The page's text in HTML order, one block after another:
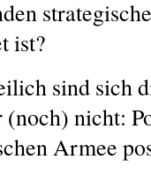
ist?
sind sich
nicht:
Armee